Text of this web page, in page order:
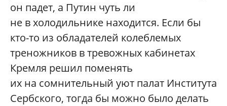
он падет, а Путин чуть ли
не в холодильнике находится. Если бы
кто-то из обладателей колеблемых
треножников в тревожных кабинетах
Кремля решил поменять
их на сомнительный уют палат Института
Сербского, тогда бы можно было делать